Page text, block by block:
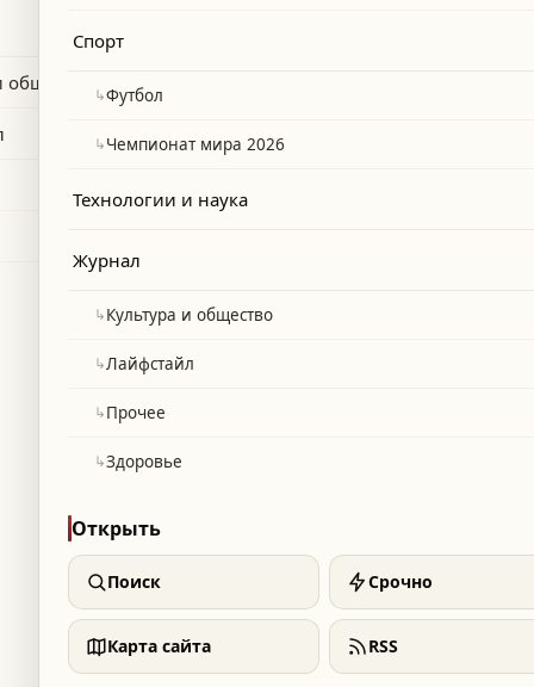
маршрут и приземлиться в Загребе.
Спорт
↳Футбол
↳Чемпионат мира 2026
Технологии и наука
Журнал
↳Культура и общество
↳Лайфстайл
↳Прочее
↳Здоровье
Открыть
Поиск Срочно
Карта сайта RSS